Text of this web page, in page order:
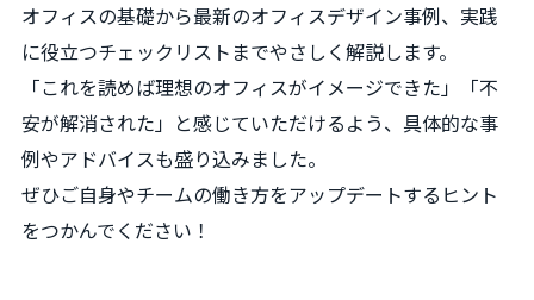
オフィスの基礎から最新のオフィスデザイン事例、実践
に役立つチェックリストまでやさしく解説します。
「これを読めば理想のオフィスがイメージできた」「不
安が解消された」と感じていただけるよう、具体的な事
例やアドバイスも盛り込みました。
ぜひご自身やチームの働き方をアップデートするヒント
をつかんでください！